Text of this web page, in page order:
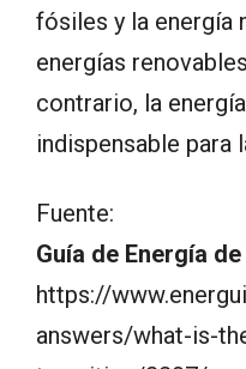
fósiles y la energía
energías
contrario, la
indispensable para
Fuente:
Guía de Energía
https://
answers/what-is-